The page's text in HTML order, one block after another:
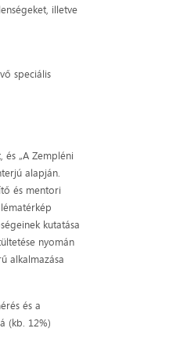
illetve
speciális
„A Zempléni
alapján.
és mentori
kutatása
nyomán
alkalmazása
és a
(kb. 12%)